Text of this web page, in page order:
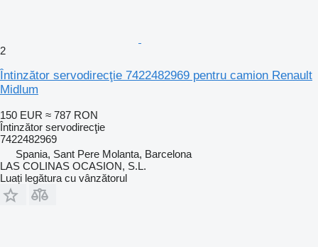
2
Întinzător servodirecţie 7422482969 pentru camion Renault
Midlum
150 EUR ≈ 787 RON
Întinzător servodirecţie
7422482969
Spania, Sant Pere Molanta, Barcelona
LAS COLINAS OCASION, S.L.
Luați legătura cu vânzătorul